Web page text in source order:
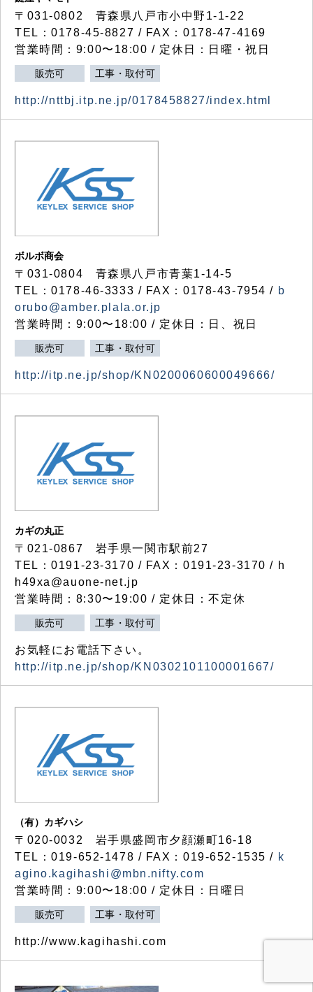
〒031-0802 青森県八戸市小中野1-1-22
TEL：0178-45-8827 / FAX：0178-47-4169
営業時間：9:00〜18:00 / 定休日：日曜・祝日
販売可 工事・取付可
http://nttbj.itp.ne.jp/0178458827/index.html
ボルボ商会
〒031-0804 青森県八戸市青葉1-14-5
TEL：0178-46-3333 / FAX：0178-43-7954 / b
orubo@amber.plala.or.jp
営業時間：9:00〜18:00 / 定休日：日、祝日
販売可 工事・取付可
http://itp.ne.jp/shop/KN0200060600049666/
カギの丸正
〒021-0867 岩手県一関市駅前27
TEL：0191-23-3170 / FAX：0191-23-3170 / h
h49xa@auone-net.jp
営業時間：8:30〜19:00 / 定休日：不定休
販売可 工事・取付可
お気軽にお電話下さい。
http://itp.ne.jp/shop/KN0302101100001667/
（有）カギハシ
〒020-0032 岩手県盛岡市夕顔瀬町16-18
TEL：019-652-1478 / FAX：019-652-1535 / k
agino.kagihashi@mbn.nifty.com
営業時間：9:00〜18:00 / 定休日：日曜日
販売可 工事・取付可
http://www.kagihashi.com